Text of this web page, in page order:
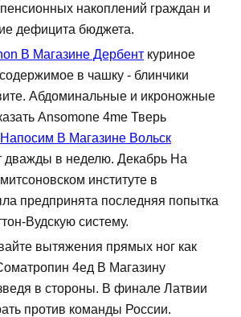
накоплений граждан и
дефицита бюджета.
В Магазине Дербент куриное
в чашку - блинчики
Абдоминальные и икроножные
Ansomone 4me Тверь
Напосим В Магазине Вольск
дважды в неделю. Декабрь На
институте в
предпринята последняя попытка
Вудскую систему.
вытяжения прямых ног как
4ед В Магазину
в стороны. В финале Латвии
против команды России.